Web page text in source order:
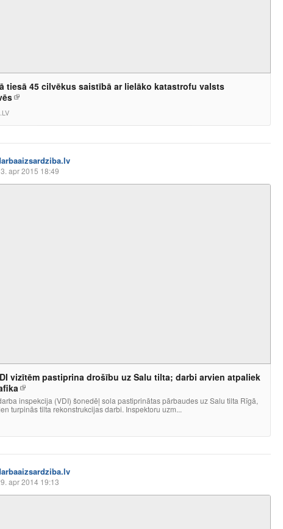
tiesā 45 cilvēkus saistībā ar lielāko katastrofu valsts
apr 2015 18:49
vizītēm pastiprina drošību uz Salu tilta; darbi arvien atpaliek
inspekcija (VDI) šonedēļ sola pastiprinātas pārbaudes uz Salu tilta Rīgā,
turpinās tilta rekonstrukcijas darbi. Inspektoru uzm...
apr 2014 19:13